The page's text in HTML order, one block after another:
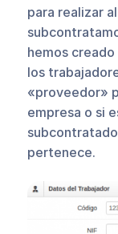
para realizar
hemos
los
«proveedor»
empresa o si
pertenece.